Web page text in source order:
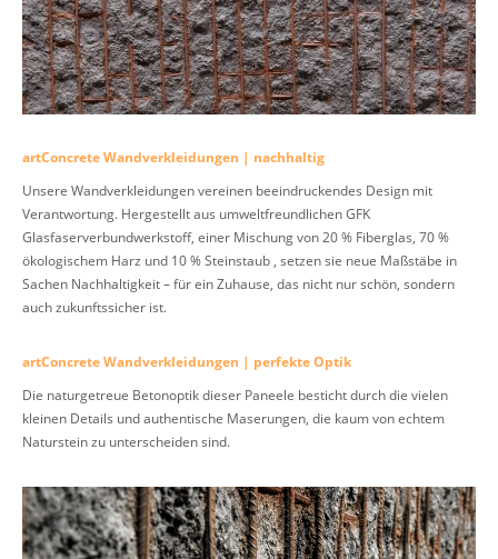
artConcrete Wandverkleidungen | nachhaltig
Unsere Wandverkleidungen vereinen beeindruckendes Design mit
Verantwortung. Hergestellt aus umweltfreundlichen GFK
Glasfaserverbundwerkstoff, einer Mischung von 20 % Fiberglas, 70 %
ökologischem Harz und 10 % Steinstaub , setzen sie neue Maßstäbe in
Sachen Nachhaltigkeit – für ein Zuhause, das nicht nur schön, sondern
auch zukunftssicher ist.
artConcrete Wandverkleidungen | perfekte Optik
Die naturgetreue Betonoptik dieser Paneele besticht durch die vielen
kleinen Details und authentische Maserungen, die kaum von echtem
Naturstein zu unterscheiden sind.